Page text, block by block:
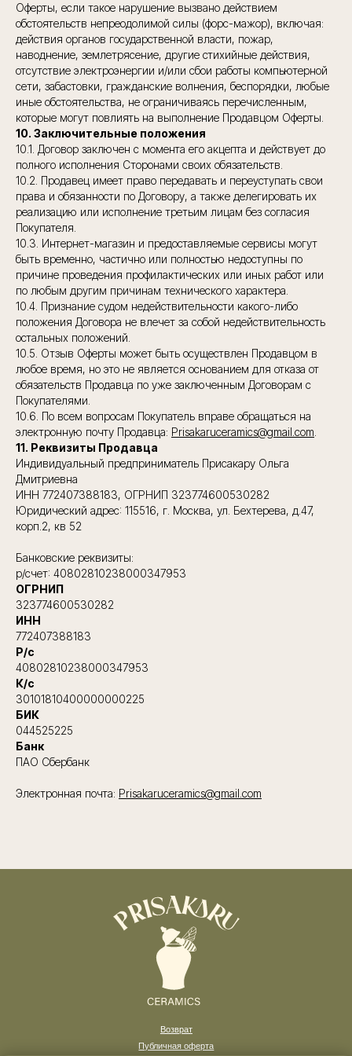
Оферты, если такое нарушение вызвано действием
обстоятельств непреодолимой силы (форс-мажор), включая:
действия органов государственной власти, пожар,
наводнение, землетрясение, другие стихийные действия,
отсутствие электроэнергии и/или сбои работы компьютерной
сети, забастовки, гражданские волнения, беспорядки, любые
иные обстоятельства, не ограничиваясь перечисленным,
которые могут повлиять на выполнение Продавцом Оферты.
10. Заключительные положения
10.1. Договор заключен с момента его акцепта и действует до
полного исполнения Сторонами своих обязательств.
10.2. Продавец имеет право передавать и переуступать свои
права и обязанности по Договору, а также делегировать их
реализацию или исполнение третьим лицам без согласия
Покупателя.
10.3. Интернет-магазин и предоставляемые сервисы могут
быть временно, частично или полностью недоступны по
причине проведения профилактических или иных работ или
по любым другим причинам технического характера.
10.4. Признание судом недействительности какого-либо
положения Договора не влечет за собой недействительность
остальных положений.
10.5. Отзыв Оферты может быть осуществлен Продавцом в
любое время, но это не является основанием для отказа от
обязательств Продавца по уже заключенным Договорам с
Покупателями.
10.6. По всем вопросам Покупатель вправе обращаться на
электронную почту Продавца: Prisakaruceramics@gmail.com
11. Реквизиты Продавца
Индивидуальный предприниматель Присакару Ольга
Дмитриевна
ИНН 772407388183, ОГРНИП 323774600530282
Юридический адрес: 115516, г. Москва, ул. Бехтерева, д.47,
корп.2, кв 52
Банковские реквизиты:
р/счет: 40802810238000347953
ОГРНИП
323774600530282
ИНН
772407388183
Р/с
40802810238000347953
К/с
30101810400000000225
БИК
044525225
Банк
ПАО Сбербанк
Электронная почта: Prisakaruceramics@gmail.com